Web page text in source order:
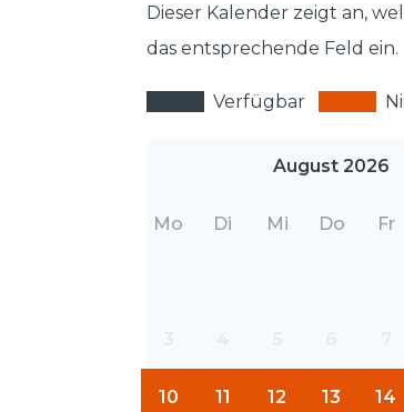
Dieser Kalender zeigt an,
das entsprechende Feld ein.
Verfügbar
August 2026
Mo Di Mi Do Fr
10 11 12 13 14